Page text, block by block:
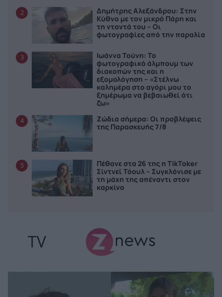
2
Δημήτρης Αλεξάνδρου: Στην
Κύθνο με τον μικρό Πάρη και
τη νταντά του – Οι
φωτογραφίες από την παραλία
3
Ιωάννα Τούνη: Το
φωτογραφικό άλμπουμ των
διακοπών της και η
εξομολόγηση – «Στέλνω
καλημέρα στο αγόρι μου το
ξημέρωμα να βεβαιωθεί ότι
ζω»
4
Ζώδια σήμερα: Οι προβλέψεις
της Παρασκευής 7/8
5
Πέθανε στα 26 της η TikToker
Σίντνεϊ Τόουλ – Συγκλόνισε με
τη μάχη της απέναντι στον
καρκίνο
TV